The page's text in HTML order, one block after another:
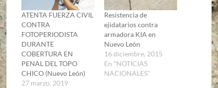
ATENTA FUERZA CIVIL
CONTRA
FOTOPERIODISTA
DURANTE
COBERTURA EN
PENAL DEL TOPO
CHICO (Nuevo León)
27 marzo, 2019
Resistencia de
ejidatarios contra
armadora KIA en
Nuevo León
16 diciembre, 2015
En "NOTICIAS
NACIONALES"